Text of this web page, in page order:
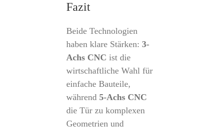
Fazit
Beide Technologien
haben klare Stärken: 3-
Achs CNC ist die
wirtschaftliche Wahl für
einfache Bauteile,
während 5-Achs CNC
die Tür zu komplexen
Geometrien und